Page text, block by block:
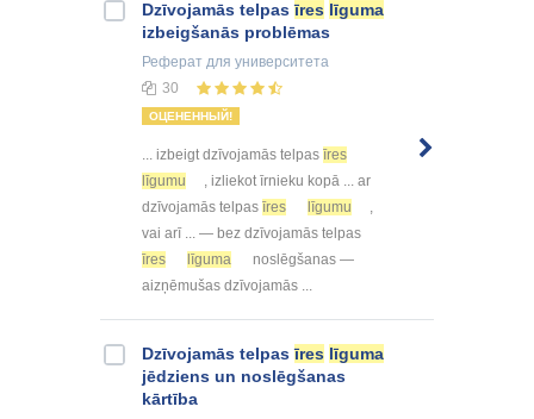
Dzīvojamās telpasīres līguma
izbeigšanās problēmas
Реферат для университета
30
ОЦЕНЕННЫЙ!
... izbeigt dzīvojamās telpas īres
līgumu
, izliekot īrnieku kopā ... ar
dzīvojamās telpas īres līgumu
,
vai arī ... — bez dzīvojamās telpas
īres
līguma
noslēgšanas —
aizņēmušas dzīvojamās ...
Dzīvojamās telpasīres līguma
jēdziens un noslēgšanas
kārtība